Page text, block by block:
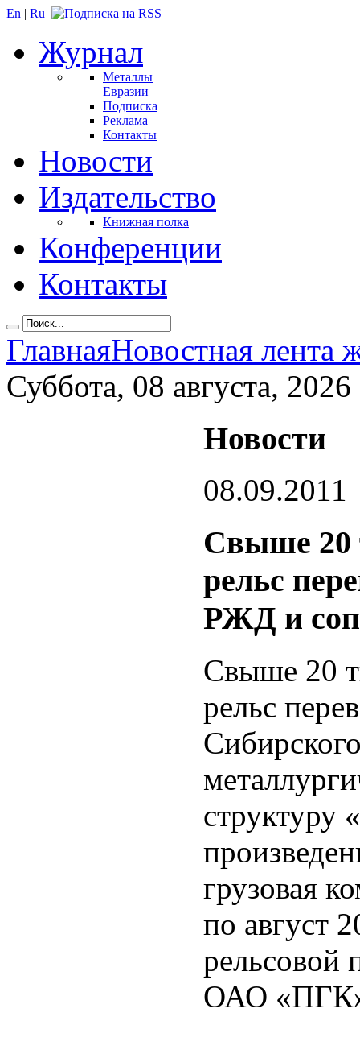
En | Ru
Журнал
Металлы
Евразии
Подписка
Реклама
Контакты
Новости
Издательство
Книжная полка
Конференции
Контакты
ГлавнаяНовостная лента
Суббота, 08 августа, 2026
Новости
08.09.2011
Свыше 20
рельс
РЖД и
Свыше 20
рельс
грузовая
по август
рельсовой
ОАО «ПГК»